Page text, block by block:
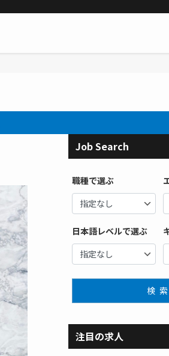
Job Search
職種で選ぶ
日本語レベルで選ぶ
検索
注目の求人